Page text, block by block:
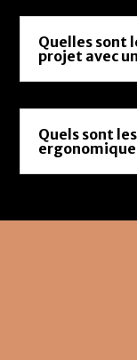
Quelles sont
projet avec
Quels sont